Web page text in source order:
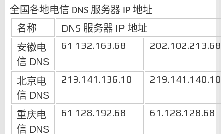
全国各地电信 DNS 服务器 IP 地址
名称 DNS 服务器 IP 地址
安徽电
信 DNS
61.132.163.68 202.102.213.68
北京电
信 DNS
219.141.136.10 219.141.140.10
重庆电
信 DNS
61.128.192.68 61.128.128.68